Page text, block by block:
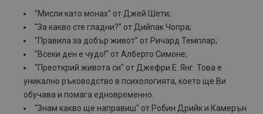
"Мисли като монах" от Джей Шети;
"За какво сте гладни?" от Дийпак Чопра;
"Правила за добър живот" от Ричард Темплар;
"Всеки ден е чудо!" от Алберто Симоне;
"Преоткрий живота си" от Джефри Е. Янг. Това е
уникално ръководство в психологията, което ще Ви
обучава и помага едновременно.
"Знам какво ще направиш" от Робин Дрийк и Камерън